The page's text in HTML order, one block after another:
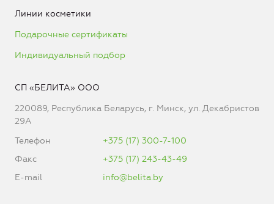
Линии косметики
Подарочные сертификаты
Индивидуальный подбор
СП «БЕЛИТА» ООО
220089, Республика Беларусь, г. Минск, ул. Декабристов
29А
Телефон
+375 (17) 300-7-100
Факс
+375 (17) 243-43-49
E-mail
info@belita.by